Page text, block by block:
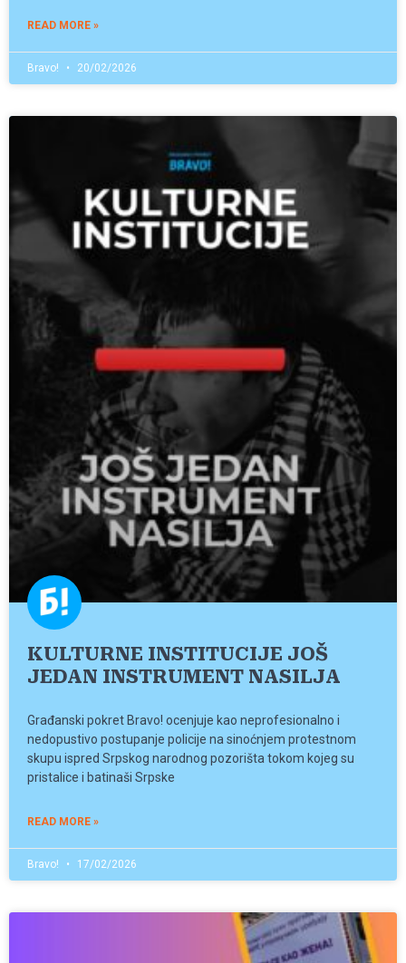
READ MORE »
Bravo! 20/02/2026
KULTURNE INSTITUCIJE JOŠ
JEDAN INSTRUMENT NASILJA
Građanski pokret Bravo! ocenjuje kao neprofesionalno i
nedopustivo postupanje policije na sinoćnjem protestnom
skupu ispred Srpskog narodnog pozorišta tokom kojeg su
pristalice i batinaši Srpske
READ MORE »
Bravo! 17/02/2026